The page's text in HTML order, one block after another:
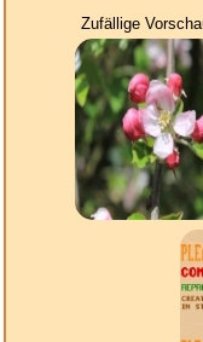
Zufällige